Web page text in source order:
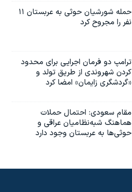
حمله شورشیان حوثی به عربستان ۱۱
نفر را مجروح کرد
ترامپ دو فرمان اجرایی برای محدود
کردن شهروندی از طریق تولد و
«گردشگری زایمان» امضا کرد
مقام سعودی: احتمال حملات
هماهنگ شبه‌نظامیان عراقی و
حوثی‌ها به عربستان وجود دارد